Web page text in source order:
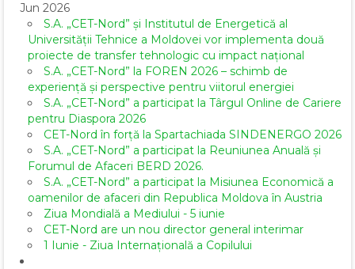
Jun 2026
S.A. „CET-Nord” și Institutul de Energetică al
Universității Tehnice a Moldovei vor implementa două
proiecte de transfer tehnologic cu impact național
S.A. „CET-Nord” la FOREN 2026 – schimb de
experiență și perspective pentru viitorul energiei
S.A. „CET-Nord” a participat la Târgul Online de Cariere
pentru Diaspora 2026
CET-Nord în forță la Spartachiada SINDENERGO 2026
S.A. „CET-Nord” a participat la Reuniunea Anuală și
Forumul de Afaceri BERD 2026.
S.A. „CET-Nord” a participat la Misiunea Economică a
oamenilor de afaceri din Republica Moldova în Austria
Ziua Mondială a Mediului - 5 iunie
CET-Nord are un nou director general interimar
1 Iunie - Ziua Internațională a Copilului